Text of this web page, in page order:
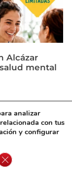
Alcázar
mental
analizar
con tus
y configurar
Cerrar el banner de